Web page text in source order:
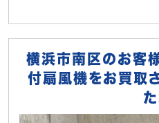
横浜市南区のお客
付扇風機をお買取
た